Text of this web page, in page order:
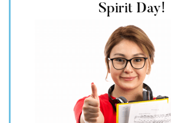
Spirit Day!